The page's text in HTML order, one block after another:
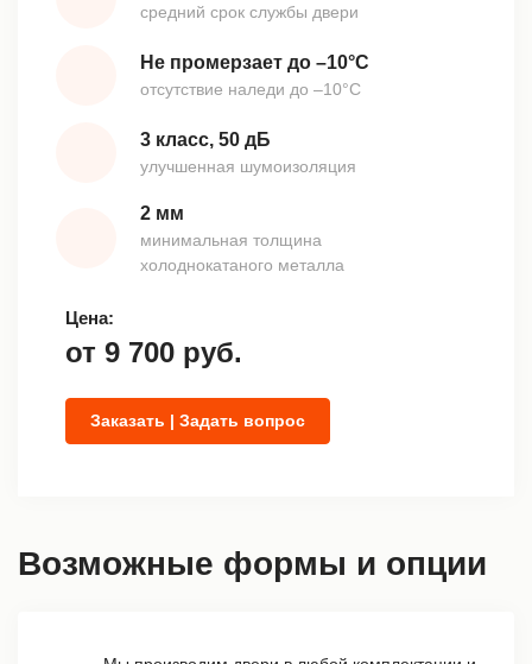
средний срок службы двери
Не промерзает до –10°С
отсутствие наледи до –10°С
3 класс, 50 дБ
улучшенная шумоизоляция
2 мм
минимальная толщина
холоднокатаного металла
Цена:
от 9 700 руб.
Заказать | Задать вопрос
Возможные формы и опции